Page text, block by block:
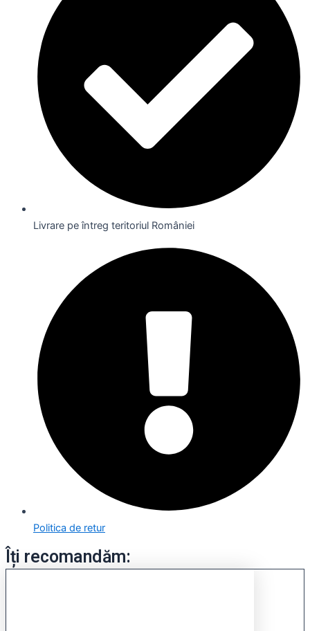
Livrare pe întreg teritoriul României
Politica de retur
Îți recomandăm: